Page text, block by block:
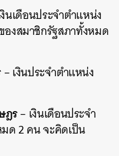
นเดือนประจำตำแหน่ง
องสมาชิกรัฐสภาทั้งหมด
– เงินประจำตำแหน่ง
ฎร– เงินเดือนประจำ
ด 2 คน จะคิดเป็น